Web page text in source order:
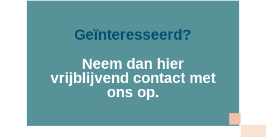
Geïnteresseerd?
Neem dan hier
vrijblijvend contact met
ons op.